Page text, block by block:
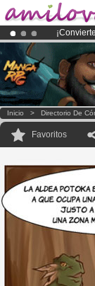
¡El
¡Ya
Inicio > Directorio De
Favoritos